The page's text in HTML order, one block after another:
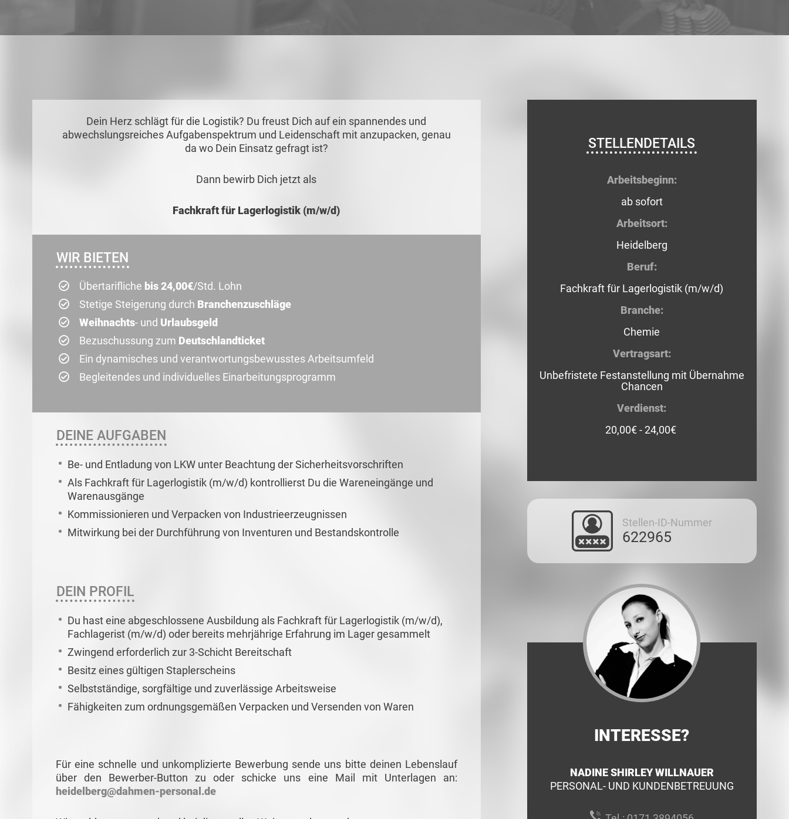
Dein Herz schlägt für die Logistik? Du freust Dich auf ein spannendes und
abwechslungsreiches Aufgabenspektrum und Leidenschaft mit anzupacken, genau
da wo Dein Einsatz gefragt ist?
Dann bewirb Dich jetzt als
Fachkraft für Lagerlogistik (m/w/d)
WIR BIETEN
Übertarifliche bis 24,00€/Std. Lohn
Stetige Steigerung durch Branchenzuschläge
Weihnachts- und Urlaubsgeld
Bezuschussung zum Deutschlandticket
Ein dynamisches und verantwortungsbewusstes Arbeitsumfeld
Begleitendes und individuelles Einarbeitungsprogramm
DEINE AUFGABEN
Be- und Entladung von LKW unter Beachtung der Sicherheitsvorschriften
Als Fachkraft für Lagerlogistik (m/w/d) kontrollierst Du die Wareneingänge und
Warenausgänge
Kommissionieren und Verpacken von Industrieerzeugnissen
Mitwirkung bei der Durchführung von Inventuren und Bestandskontrolle
DEIN PROFIL
Du hast eine abgeschlossene Ausbildung als Fachkraft für Lagerlogistik (m/w/d),
Fachlagerist (m/w/d) oder bereits mehrjährige Erfahrung im Lager gesammelt
Zwingend erforderlich zur 3-Schicht Bereitschaft
Besitz eines gültigen Staplerscheins
Selbstständige, sorgfältige und zuverlässige Arbeitsweise
Fähigkeiten zum ordnungsgemäßen Verpacken und Versenden von Waren
Für eine schnelle und unkomplizierte Bewerbung sende uns bitte deinen Lebenslauf
über den Bewerber-Button zu oder schicke uns eine Mail mit Unterlagen an:
heidelberg@dahmen-personal.de
STELLENDETAILS
Arbeitsbeginn:
ab sofort
Arbeitsort:
Heidelberg
Beruf:
Fachkraft für Lagerlogistik (m/w/d)
Branche:
Chemie
Vertragsart:
Unbefristete Festanstellung mit Übernahme
Chancen
Verdienst:
20,00€ - 24,00€
Stellen-ID-Nummer
622965
INTERESSE?
NADINE SHIRLEY WILLNAUER
PERSONAL- UND KUNDENBETREUUNG